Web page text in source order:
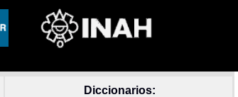
Diccionarios: